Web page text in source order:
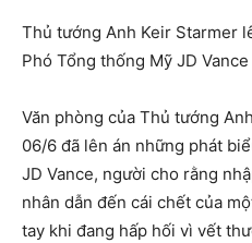
Thủ tướng Anh Keir Starmer
Phó Tổng thống Mỹ JD Vance
Văn phòng của Thủ tướng
06/6 đã lên án những phát
JD Vance, người cho rằng
nhân dẫn đến cái chết của
tay khi đang hấp hối vì vết